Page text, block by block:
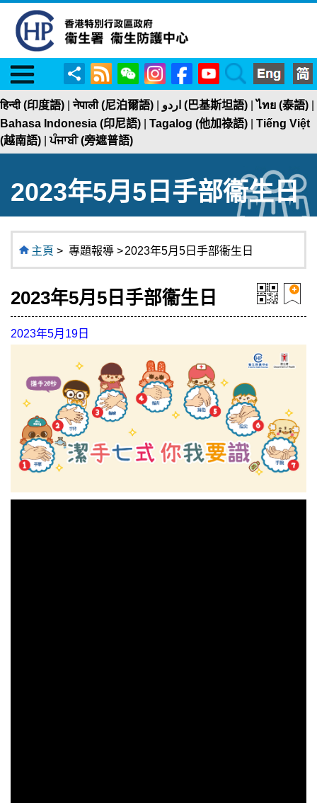
Menu
分
享
RSS WeChatInstagramFacebookYouTubeSearch
हिन्दी (印度語) |नेपाली (尼泊爾語) اردو (巴基斯坦語) |ไทย (泰語)
Bahasa Indonesia (印尼語)
Tagalog (他加祿語)
Tiếng Việt
(越南語) |ਪੰਜਾਬੀ (旁遮普語)
2023年5月5日手部衞生日
主頁 > 專題報導 >2023年5月5日手部衞生日
2023年5月5日手部衞生日
2023年5月19日